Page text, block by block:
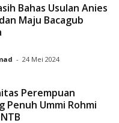
Bahas Usulan Anies
Maju Bacagub
- 24 Mei 2024
Perempuan
Penuh Ummi Rohmi